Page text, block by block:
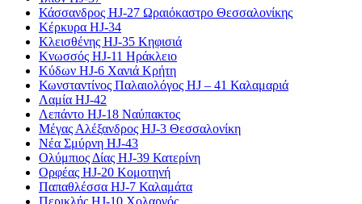
Κάσσανδρος HJ-27 Ωραιόκαστρο Θεσσαλονίκης
Κέρκυρα HJ-34
Κλεισθένης HJ-35 Κηφισιά
Κνωσσός HJ-11 Ηράκλειο
Κύδων HJ-6 Χανιά Κρήτη
Κωνσταντίνος Παλαιολόγος HJ – 41 Καλαμαριά
Λαμία HJ-42
Λεπάντο HJ-18 Ναύπακτος
Μέγας Αλέξανδρος HJ-3 Θεσσαλονίκη
Νέα Σμύρνη HJ-43
Ολύμπιος Δίας HJ-39 Κατερίνη
Ορφέας HJ-20 Κομοτηνή
Παπαθλέσσα HJ-7 Καλαμάτα
Περικλής HJ-10 Χολαργός